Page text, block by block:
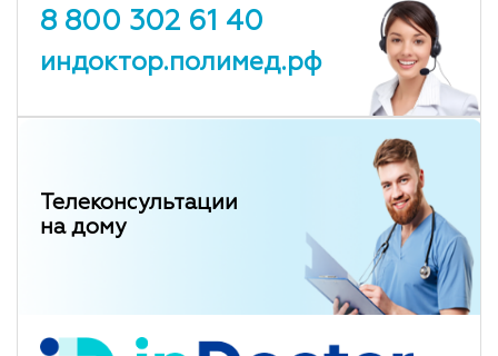
8 800 302 61 40
индоктор.полимед.рф
Телеконсультации
на дому